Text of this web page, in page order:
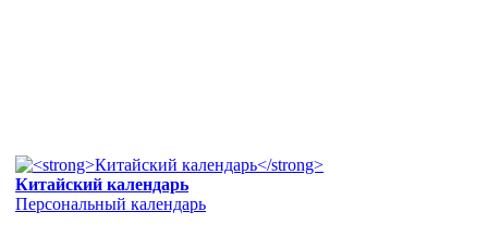
Китайский календарь
Персональный календарь